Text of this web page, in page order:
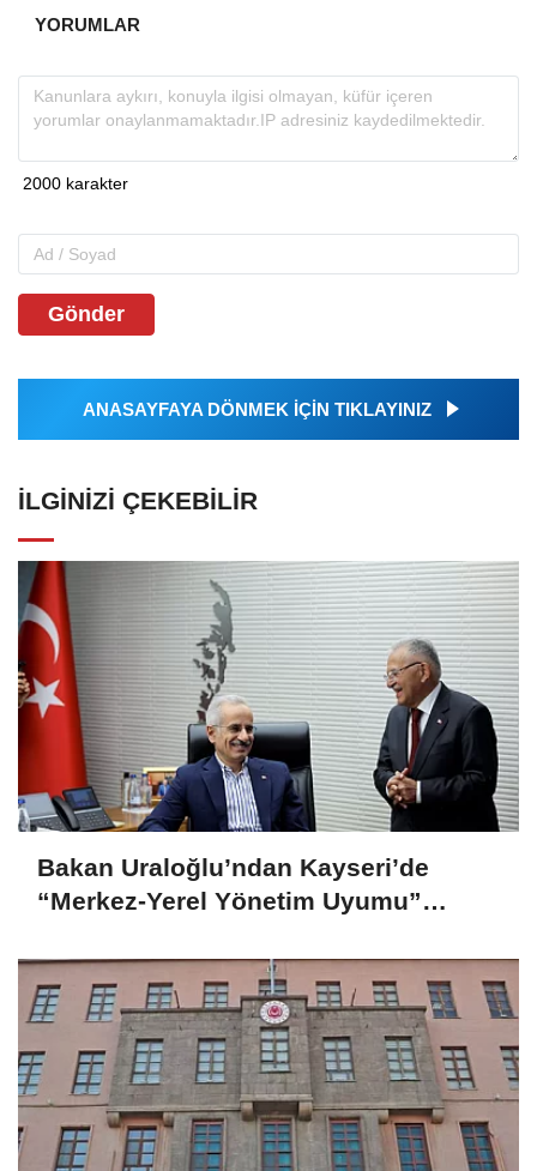
YORUMLAR
Gönder
ANASAYFAYA DÖNMEK İÇİN TIKLAYINIZ
İLGINIZI ÇEKEBILIR
Bakan Uraloğlu’ndan Kayseri’de
“Merkez-Yerel Yönetim Uyumu”